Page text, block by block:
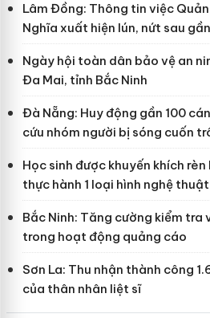
Lâm Đồng: Thông tin việc
Nghĩa xuất hiện lún, nứt sau
Ngày hội toàn dân bảo vệ an
Đa Mai, tỉnh Bắc Ninh
Đà Nẵng: Huy động gần 100
cứu nhóm người bị sóng cuốn
Học sinh được khuyến khích
thực hành 1 loại hình nghệ thuật
Bắc Ninh: Tăng cường kiểm tra
trong hoạt động quảng cáo
Sơn La: Thu nhận thành công
của thân nhân liệt sĩ